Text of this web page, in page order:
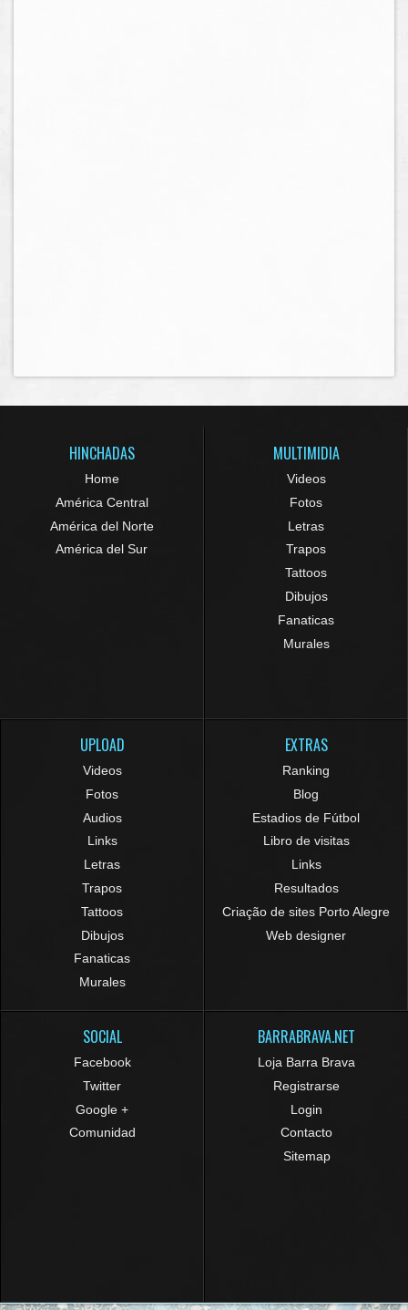
HINCHADAS
Home
América Central
América del Norte
América del Sur
MULTIMIDIA
Videos
Fotos
Letras
Trapos
Tattoos
Dibujos
Fanaticas
Murales
UPLOAD
Videos
Fotos
Audios
Links
Letras
Trapos
Tattoos
Dibujos
Fanaticas
Murales
EXTRAS
Ranking
Blog
Estadios de Fútbol
Libro de visitas
Links
Resultados
Criação de sites Porto Alegre
Web designer
SOCIAL
Facebook
Twitter
Google +
Comunidad
BARRABRAVA.NET
Loja Barra Brava
Registrarse
Login
Contacto
Sitemap